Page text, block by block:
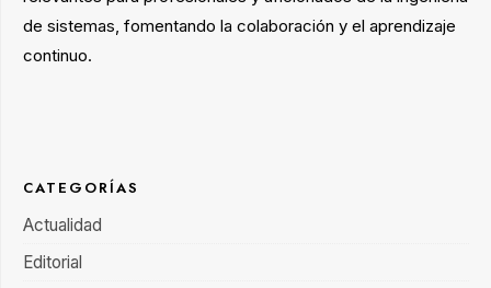
de sistemas, fomentando la colaboración y el aprendizaje
continuo.
CATEGORÍAS
Actualidad
Editorial